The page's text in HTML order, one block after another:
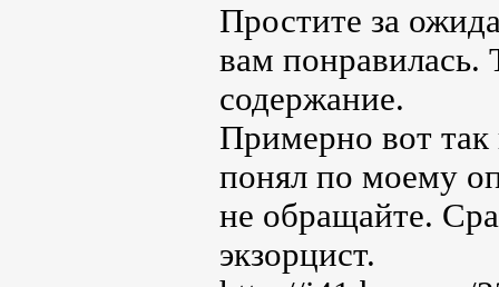
Простите за
вам понравилась.
содержание.
Примерно вот так
понял по моему
не обращайте.
экзорцист.